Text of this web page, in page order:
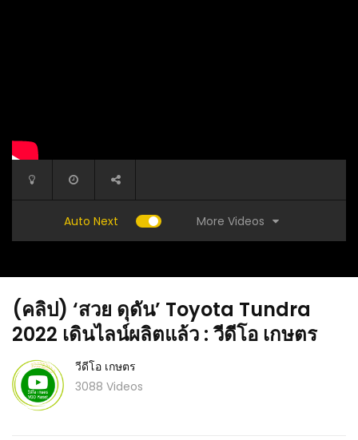
Auto Next More Videos
นและ
(คลิป) ‘สวย ดุดัน’ Toyota Tundra
2022 เดินไลน์ผลิตแล้ว : วีดีโอ เกษตร
วีดีโอ เกษตร
3088 Videos